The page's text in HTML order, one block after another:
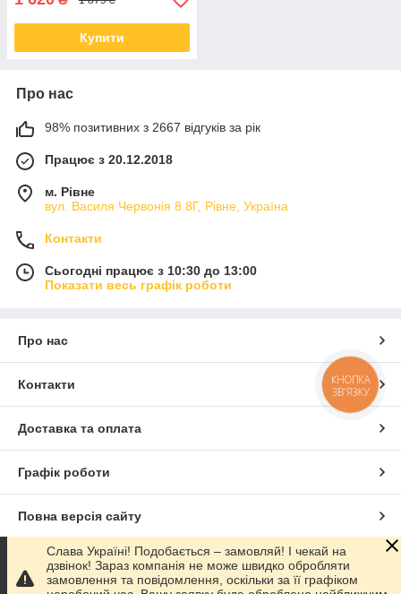
Купити
Про нас
98% позитивних з 2667 відгуків за рік
Працює з 20.12.2018
м. Рівне
вул. Василя Червонія 8 8Г, Рівне, Україна
Контакти
Сьогодні працює з 10:30 до 13:00
Показати весь графік роботи
Про нас
Контакти
Доставка та оплата
Графік роботи
Повна версія сайту
Сайт створено на маркетплейсіProm.ua
Слава Україні! Подобається – замовляй! І чекай на
дзвінок! Зараз компанія не може швидко обробляти
замовлення та повідомлення, оскільки за її графіком
КНОПКА
ЗВ'ЯЗКУ